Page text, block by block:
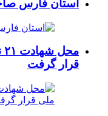
استان فارس
قرار گرفت